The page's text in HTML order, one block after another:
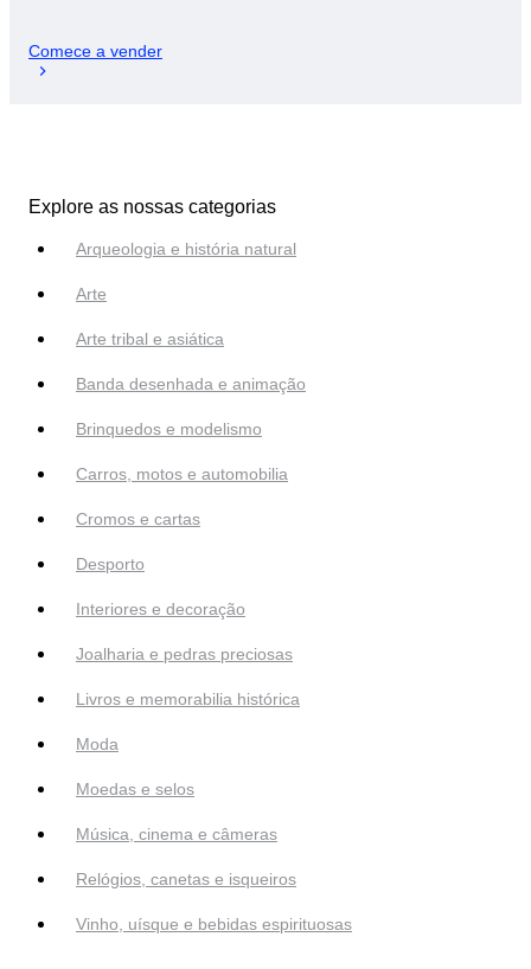
Comece a vender
Explore as nossas categorias
Arqueologia e história natural
Arte
Arte tribal e asiática
Banda desenhada e animação
Brinquedos e modelismo
Carros, motos e automobilia
Cromos e cartas
Desporto
Interiores e decoração
Joalharia e pedras preciosas
Livros e memorabilia histórica
Moda
Moedas e selos
Música, cinema e câmeras
Relógios, canetas e isqueiros
Vinho, uísque e bebidas espirituosas